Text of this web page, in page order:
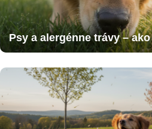
Psy a alergénne trávy –